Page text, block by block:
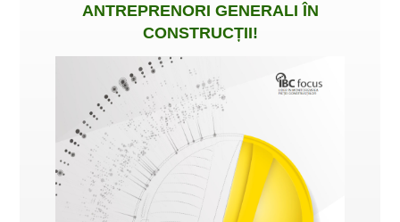
ANTREPRENORI GENERALI ÎN
CONSTRUCȚII!